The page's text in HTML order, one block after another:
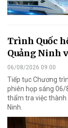
Trình Quốc
Quảng Ninh
06/08/2026 09:00
Tiếp tục Chương
phiên họp sáng 06/
thẩm tra việc thành
Ninh.